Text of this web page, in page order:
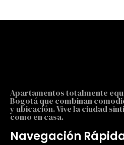
Apartamentos totalmente
Bogotá que combinan
y ubicación. Vive la ciudad
como en casa.
Navegación